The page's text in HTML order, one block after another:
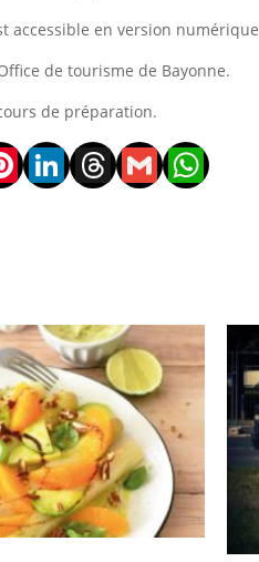
accessible en version numérique
de tourisme de Bayonne.
de préparation.
LinkedIn
Threads
Gmail